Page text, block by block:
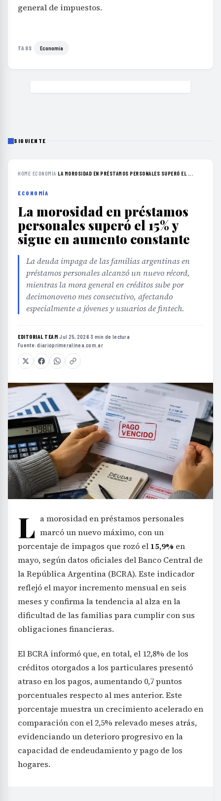
general de impuestos.
TAGS Economía
SIGUIENTE
HOME›ECONOMÍA›LA MOROSIDAD EN PRÉSTAMOS PERSONALES SUPERÓ EL ...
ECONOMÍA
La morosidad en préstamos
personales superó el 15% y
sigue en aumento constante
La deuda impaga de las familias argentinas en
préstamos personales alcanzó un nuevo récord,
mientras la mora general en créditos sube por
decimonoveno mes consecutivo, afectando
especialmente a jóvenes y usuarios de fintech.
EDITORIAL TEAM·Jul 25, 2026·3 min de lectura·
Fuente:diarioprimeralinea.com.ar
L a morosidad en préstamos personales
marcó un nuevo máximo, con un
porcentaje de impagos que rozó el 15,9% en
mayo, según datos oficiales del Banco Central de
la República Argentina (BCRA). Este indicador
reflejó el mayor incremento mensual en seis
meses y confirma la tendencia al alza en la
dificultad de las familias para cumplir con sus
obligaciones financieras.
El BCRA informó que, en total, el 12,8% de los
créditos otorgados a los particulares presentó
atraso en los pagos, aumentando 0,7 puntos
porcentuales respecto al mes anterior. Este
porcentaje muestra un crecimiento acelerado en
comparación con el 2,5% relevado meses atrás,
evidenciando un deterioro progresivo en la
capacidad de endeudamiento y pago de los
hogares.